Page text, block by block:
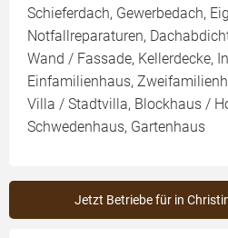
Schieferdach, Gewerbedach,
Notfallreparaturen,
Wand / Fassade, Kellerdecke,
Einfamilienhaus,
Villa / Stadtvilla, Blockhaus /
Schwedenhaus, Gartenhaus
Jetzt Betriebe für in